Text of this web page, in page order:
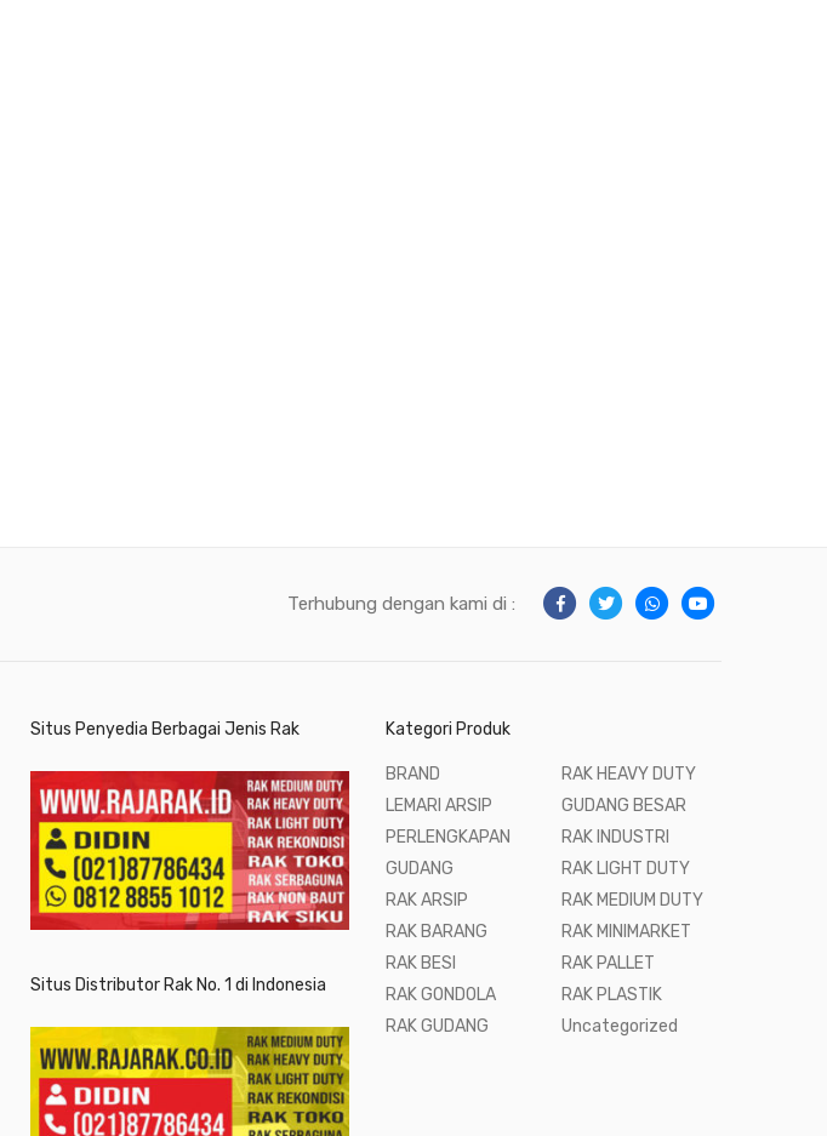
Terhubung dengan kami di :
Situs Penyedia Berbagai Jenis Rak
Situs Distributor Rak No. 1 di Indonesia
Kategori Produk
BRAND
LEMARI ARSIP
PERLENGKAPAN
GUDANG
RAK ARSIP
RAK BARANG
RAK BESI
RAK GONDOLA
RAK GUDANG
RAK HEAVY DUTY
GUDANG BESAR
RAK INDUSTRI
RAK LIGHT DUTY
RAK MEDIUM DUTY
RAK MINIMARKET
RAK PALLET
RAK PLASTIK
Uncategorized